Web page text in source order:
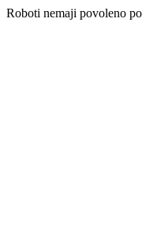
Roboti nemaji povoleno